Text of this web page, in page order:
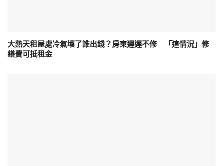
大熱天租屋處冷氣壞了誰出錢？房東遲遲不修 「這情況」修
繕費可抵租金